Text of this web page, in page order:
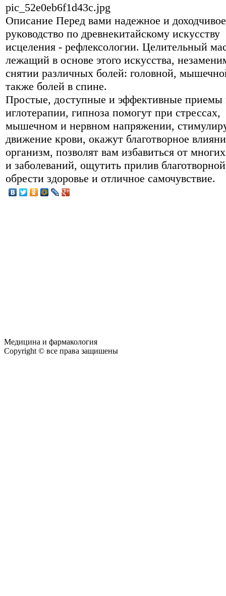
pic_52e0eb6f1d43c.jpg
Описание Перед вами надежное и доходчивое
руководство по древнекитайскому искусству
исцеления - рефлексологии. Целительный
лежащий в основе этого искусства,
снятии различных болей: головной,
также болей в спине.
Простые, доступные и эффективные приемы
иглотерапии, гипноза помогут при стрессах,
мышечном и нервном напряжении,
движение крови, окажут благотворное
организм, позволят вам избавиться от
и заболеваний, ощутить прилив
обрести здоровье и отличное самочувствие.
Медицина и фармакология
Copyright © все права защишены